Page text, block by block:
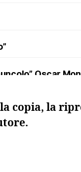
Oscar
morta”, Sellerio
copia, la